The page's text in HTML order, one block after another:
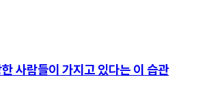
사람들이 가지고 있다는 이 습관